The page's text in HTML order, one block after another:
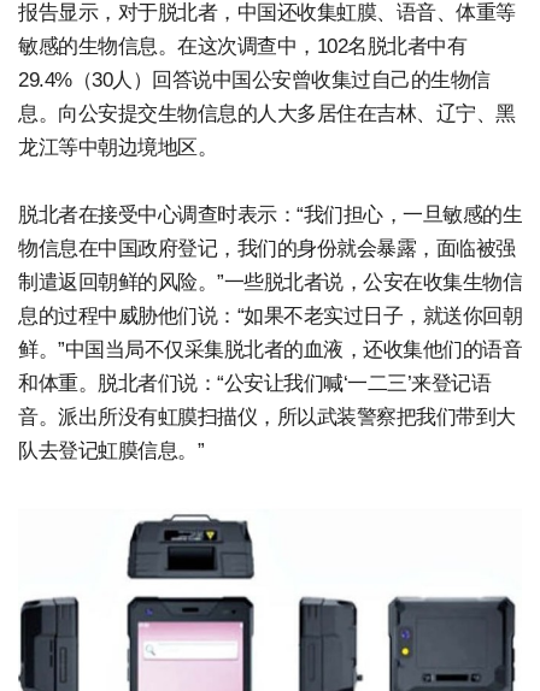
报告显示，对于脱北者，中国还收集虹膜、语音、体重等
敏感的生物信息。在这次调查中，102名脱北者中有
29.4%（30人）回答说中国公安曾收集过自己的生物信
息。向公安提交生物信息的人大多居住在吉林、辽宁、黑
龙江等中朝边境地区。
脱北者在接受中心调查时表示：“我们担心，一旦敏感的生
物信息在中国政府登记，我们的身份就会暴露，面临被强
制遣返回朝鲜的风险。”一些脱北者说，公安在收集生物信
息的过程中威胁他们说：“如果不老实过日子，就送你回朝
鲜。”中国当局不仅采集脱北者的血液，还收集他们的语音
和体重。脱北者们说：“公安让我们喊‘一二三’来登记语
音。派出所没有虹膜扫描仪，所以武装警察把我们带到大
队去登记虹膜信息。”